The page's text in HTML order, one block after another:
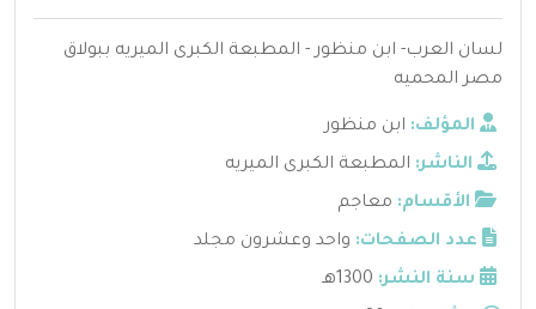
لسان العرب- ابن منظور - المطبعة الكبرى الميريه ببولاق
مصر المحميه
المؤلف: ابن منظور
الناشر: المطبعة الكبرى الميريه
الأقسام: معاجم
عدد الصفحات: واحد وعشرون مجلد
سنة النشر: 1300هـ